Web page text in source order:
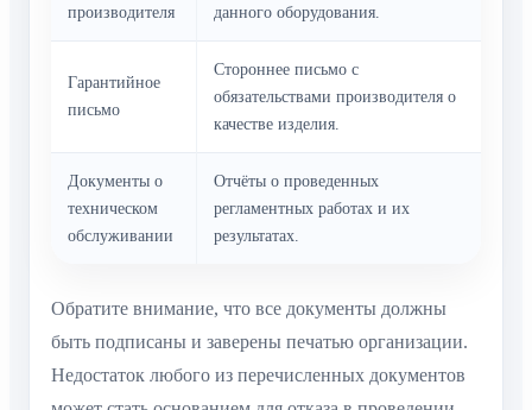
производителя
данного оборудования.
Гарантийное
письмо
Стороннее письмо с
обязательствами производителя о
качестве изделия.
Документы о
техническом
обслуживании
Отчёты о проведенных
регламентных работах и их
результатах.
Обратите внимание, что все документы должны
быть подписаны и заверены печатью организации.
Недостаток любого из перечисленных документов